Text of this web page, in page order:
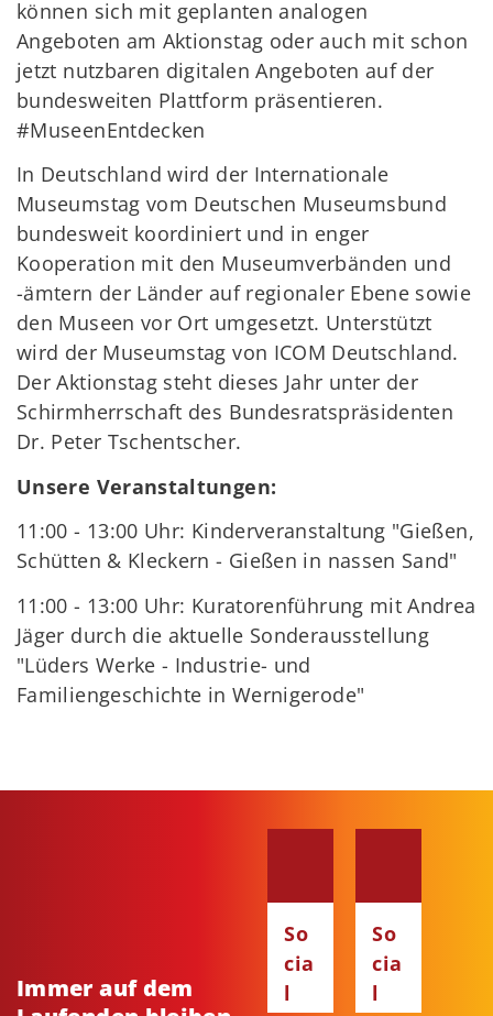
können sich mit geplanten analogen
Angeboten am Aktionstag oder auch mit schon
jetzt nutzbaren digitalen Angeboten auf der
bundesweiten Plattform präsentieren.
#MuseenEntdecken
In Deutschland wird der Internationale
Museumstag vom Deutschen Museumsbund
bundesweit koordiniert und in enger
Kooperation mit den Museumverbänden und
-ämtern der Länder auf regionaler Ebene sowie
den Museen vor Ort umgesetzt. Unterstützt
wird der Museumstag von ICOM Deutschland.
Der Aktionstag steht dieses Jahr unter der
Schirmherrschaft des Bundesratspräsidenten
Dr. Peter Tschentscher.
Unsere Veranstaltungen:
11:00 - 13:00 Uhr: Kinderveranstaltung "Gießen,
Schütten & Kleckern - Gießen in nassen Sand"
11:00 - 13:00 Uhr: Kuratorenführung mit Andrea
Jäger durch die aktuelle Sonderausstellung
"Lüders Werke - Industrie- und
Familiengeschichte in Wernigerode"
Immer auf dem
So
cia
l
So
cia
l